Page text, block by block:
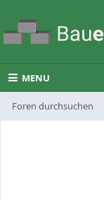
MENU
Foren durchsuchen